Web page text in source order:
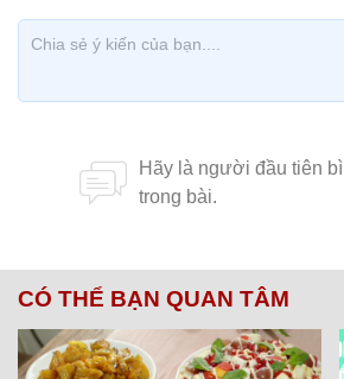
CÓ THỂ BẠN QUAN TÂM